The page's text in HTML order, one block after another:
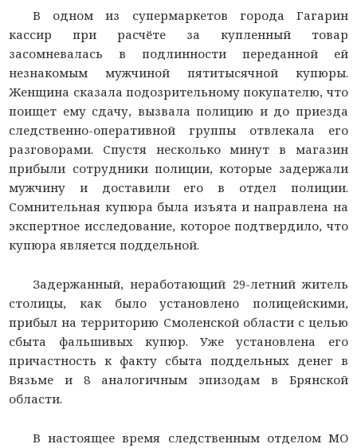
В одном из супермаркетов города Гагарин
кассир при расчёте за купленный товар
засомневалась в подлинности переданной ей
незнакомым мужчиной пятитысячной купюры.
Женщина сказала подозрительному покупателю, что
поищет ему сдачу, вызвала полицию и до приезда
следственно-оперативной группы отвлекала его
разговорами. Спустя несколько минут в магазин
прибыли сотрудники полиции, которые задержали
мужчину и доставили его в отдел полиции.
Сомнительная купюра была изъята и направлена на
экспертное исследование, которое подтвердило, что
купюра является поддельной.
Задержанный, неработающий 29-летний житель
столицы, как было установлено полицейскими,
прибыл на территорию Смоленской области с целью
сбыта фальшивых купюр. Уже установлена его
причастность к факту сбыта поддельных денег в
Вязьме и 8 аналогичным эпизодам в Брянской
области.
В настоящее время следственным отделом МО